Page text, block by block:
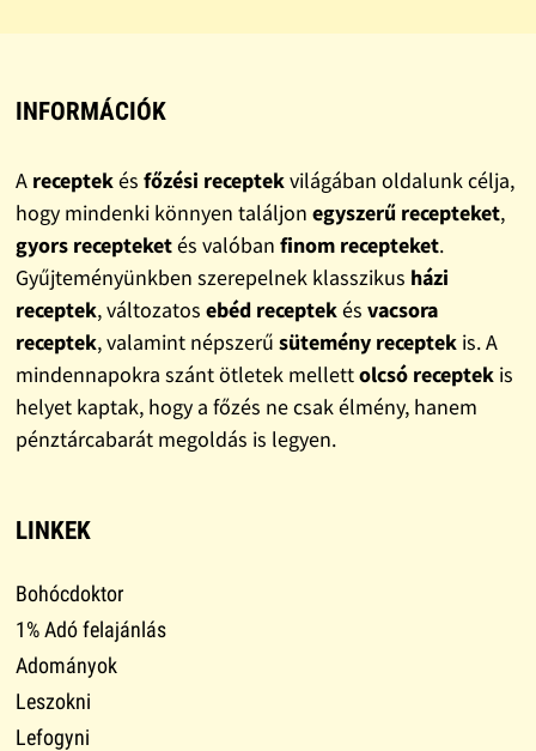
INFORMÁCIÓK
A receptekés főzési receptekvilágában oldalunk célja,
hogy mindenki könnyen találjon egyszerű recepteket,
gyors recepteketés valóban finom recepteket.
Gyűjteményünkben szerepelnek klasszikus házi
receptek, változatos ebéd receptekés vacsora
receptek, valamint népszerű sütemény receptekis. A
mindennapokra szánt ötletek mellettolcsó receptekis
helyet kaptak, hogy a főzés ne csak élmény, hanem
pénztárcabarát megoldás is legyen.
LINKEK
Bohócdoktor
1% Adó felajánlás
Adományok
Leszokni
Lefogyni